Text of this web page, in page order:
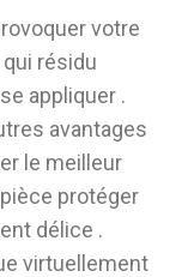
votre
résidu
appliquer .
avantages
le meilleur
protéger
délice .
virtuellement